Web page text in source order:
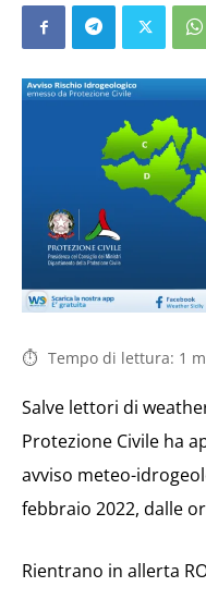
Tempo di lettura: 1
Salve lettori di
Protezione Civile ha
avviso meteo-
febbraio 2022, dalle
Rientrano in allerta